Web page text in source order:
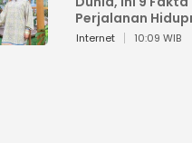
Perjalanan
Viral hingga
Internet 10:09 WIB